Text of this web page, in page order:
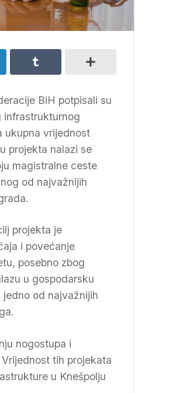
BiH potpisali su
infrastrukturnog
ukupna vrijednost
projekta nalazi se
magistralne ceste
od najvažnijih
projekta je
i povećanje
posebno zbog
u gospodarsku
od najvažnijih
nogostupa i
tih projekata
u Knešpolju